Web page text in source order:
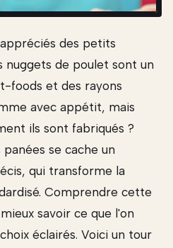
des petits
nuggets de poulet sont un
foods et des rayons
avec appétit, mais
ils sont fabriqués ?
se cache un
qui transforme la
Comprendre cette
savoir ce que l'on
éclairés. Voici un tour